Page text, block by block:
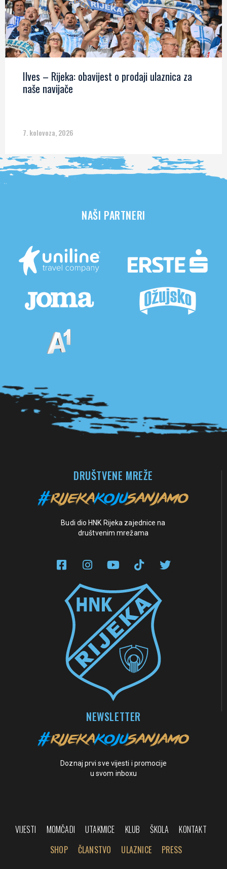
Ilves – Rijeka: obavijest o prodaji ulaznica za
naše navijače
7. kolovoza, 2026
NAŠI PARTNERI
DRUŠTVENE MREŽE
Budi dio HNK Rijeka zajednice na
društvenim mrežama
NEWSLETTER
Doznaj prvi sve vijesti i promocije
u svom inboxu
VIJESTI MOMČADI UTAKMICE KLUB ŠKOLA
KONTAKT
SHOP
ČLANSTVO ULAZNICE PRESS